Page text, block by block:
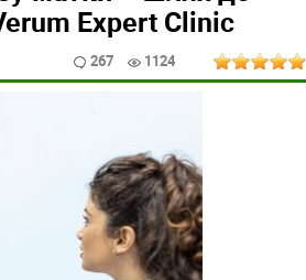
Expert Clinic
267 1124